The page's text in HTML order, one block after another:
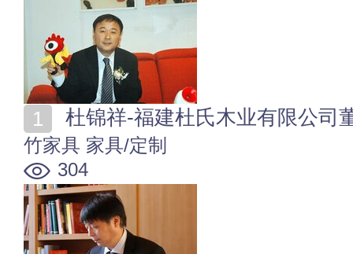
杜锦祥-福建杜氏木业有限公司
竹家具 家具/定制
304